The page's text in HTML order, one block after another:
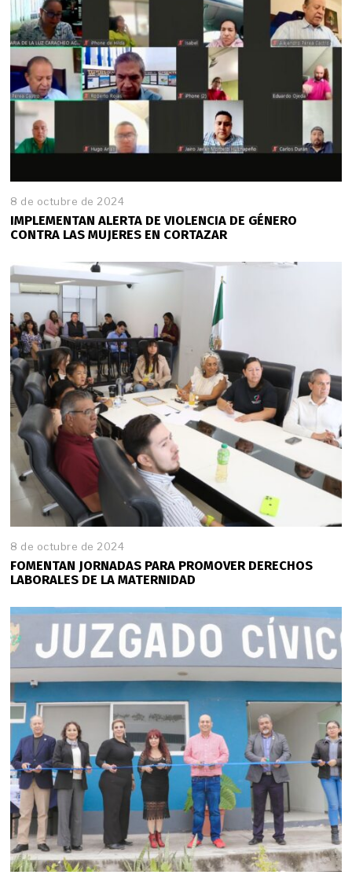
8 de octubre de 2024
IMPLEMENTAN ALERTA DE VIOLENCIA DE GÉNERO
CONTRA LAS MUJERES EN CORTAZAR
8 de octubre de 2024
FOMENTAN JORNADAS PARA PROMOVER DERECHOS
LABORALES DE LA MATERNIDAD